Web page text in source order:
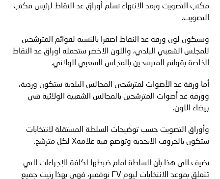
مكتب التصويت وبعد الانتهاء تسلم أوراق عد النقاط لرئيس مكتب
التصويت.
وسيكون لون ورقة عد النقاط اصفرا بالنسبة لقوائم المترشحين
للمجلس الشعبي البلدي، واللون الاخضر ستحمله اوراق عد النقاط
الخاصة بقوائم المترشحين بالمجلس الشعبي الولائي.
أما ورقة عد الأصوات لمترشحي المجالس البلدية ستكون وردية،
وورقة عد أصوات المترشحين بالمجالس الشعبية الولائية هي
بيضاء اللون.
وأوراق التصويت حسب توضيحات السلطة المستقلة لانتخابات
ستكون بالحروف الابجدية وتوضع فيه علامةX لكل مترشح.
نضيف الى هذا بأن السلطة أمام ضبطها لكافة الإجراءات التي
تتعلق بموعد الانتخابات ليوم ٢٧
نوفمبر، فهي بهذا رتيت جميع